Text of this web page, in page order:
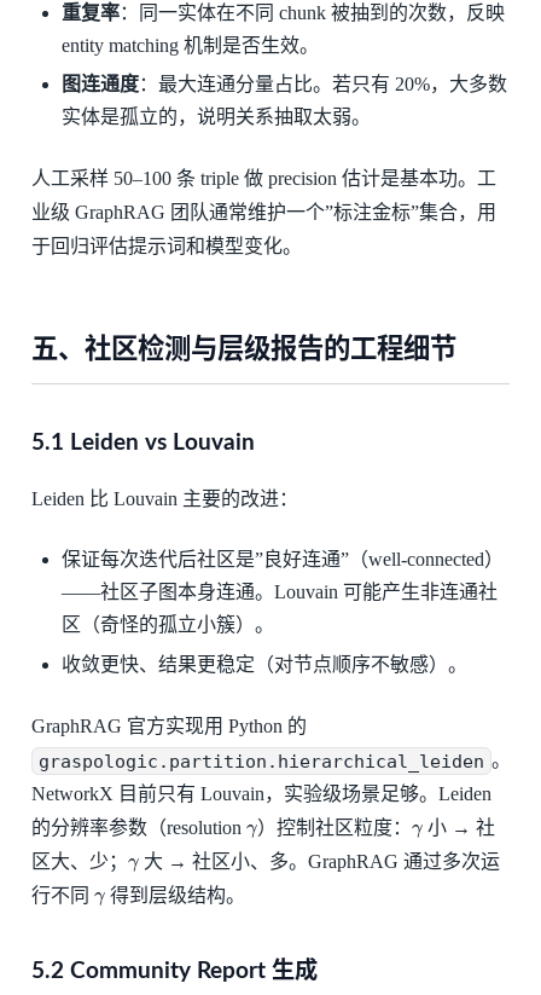
重复率：同一实体在不同 chunk 被抽到的次数，反映
entity matching 机制是否生效。
图连通度：最大连通分量占比。若只有 20%，大多数
实体是孤立的，说明关系抽取太弱。
人工采样 50–100 条 triple 做 precision 估计是基本功。工
业级 GraphRAG 团队通常维护一个”标注金标”集合，用
于回归评估提示词和模型变化。
五、社区检测与层级报告的工程细节
5.1 Leiden vs Louvain
Leiden 比 Louvain 主要的改进：
保证每次迭代后社区是”良好连通”（well-connected）
——社区子图本身连通。Louvain 可能产生非连通社
区（奇怪的孤立小簇）。
收敛更快、结果更稳定（对节点顺序不敏感）。
GraphRAG 官方实现用 Python 的
graspologic.partition.hierarchical_leiden 。
NetworkX 目前只有 Louvain，实验级场景足够。Leiden
的分辨率参数（resolution
）控制社区粒度：
小 → 社
区大、少；
大 → 社区小、多。GraphRAG 通过多次运
行不同
得到层级结构。
5.2 Community Report 生成